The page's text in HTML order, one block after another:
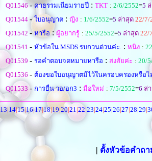
Q01546-ค่าธรรมเนียมรายปี : TKT : 2/6/2552=5
Q01544 -ใบอนุญาต : ญิง : 1/6/2552=5 ล่าสุด 22/7/
Q01542 -หารือ:ผู้อยากรู้ : 25/5/2552=5 ล่าสุด 22/
Q01541 - หัวข้อใน MSDS รบกวนด่วนค่ะ. : หนิง :
Q01539 - รอคำตอบจดหมายหารือ : สงสัยค่ะ : 20/
Q01536 - ต้องขอใบอนุญาตมีไว้ในครอบครองหรือไ
Q01533 - การยื่น วอ/อก3 : มือใหม่ : 7/5/2552=6 ล่
13|14|15|16|17|18|19|20|21|22|23|24|25|26|27|28|29|
| ตั้งหัวข้อคำถ